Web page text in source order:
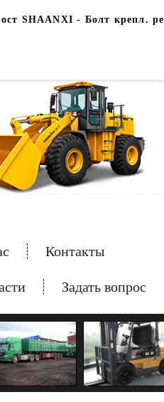
Контакты
Задать вопрос
SHAANXI - Болт крепл.